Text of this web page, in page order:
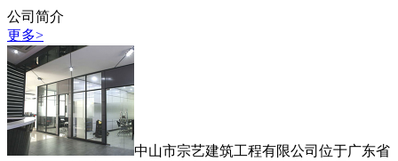
公司简介
更多>
中山市宗艺建筑工程有限公司位于广东省